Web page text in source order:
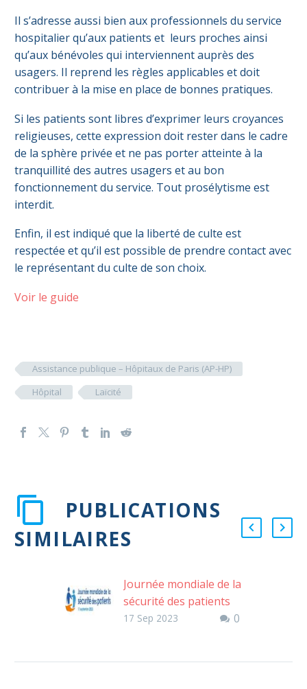
Il s’adresse aussi bien aux professionnels du service
hospitalier qu’aux patients et leurs proches ainsi
qu’aux bénévoles qui interviennent auprès des
usagers. Il reprend les règles applicables et doit
contribuer à la mise en place de bonnes pratiques.
Si les patients sont libres d’exprimer leurs croyances
religieuses, cette expression doit rester dans le cadre
de la sphère privée et ne pas porter atteinte à la
tranquillité des autres usagers et au bon
fonctionnement du service. Tout prosélytisme est
interdit.
Enfin, il est indiqué que la liberté de culte est
respectée et qu’il est possible de prendre contact avec
le représentant du culte de son choix.
Voir le guide
Assistance publique – Hôpitaux de Paris (AP-HP)
Hôpital
Laïcité
PUBLICATIONS
SIMILAIRES
Journée mondiale de la
sécurité des patients
0
17 Sep 2023